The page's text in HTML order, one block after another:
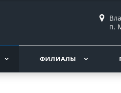
п.
ФИЛИАЛЫ